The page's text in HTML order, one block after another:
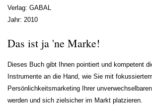
Verlag: GABAL
Jahr: 2010
Das ist ja 'ne Marke!
Dieses Buch gibt Ihnen pointiert und kompetent
Instrumente an die Hand, wie Sie mit fokussiertem
Persönlichkeitsmarketing Ihrer
werden und sich zielsicher im Markt platzieren.